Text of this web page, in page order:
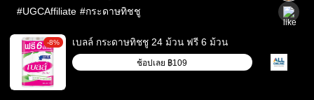
#UGCAffiliate #กระดาษทิชชู
-8% เบลล์ กระดาษทิชชู 24 ม้วน ฟรี 6 ม้วน
ช้อปเลย ฿109